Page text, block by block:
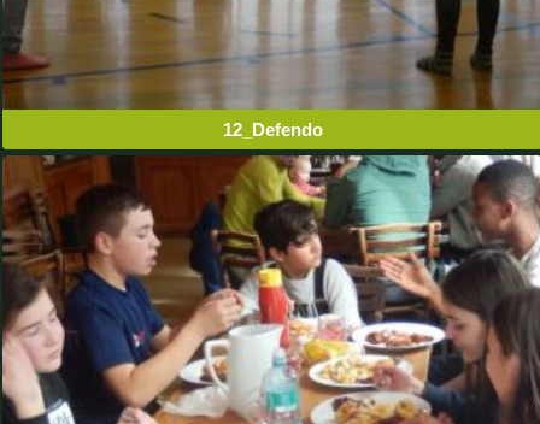
12_Defendo